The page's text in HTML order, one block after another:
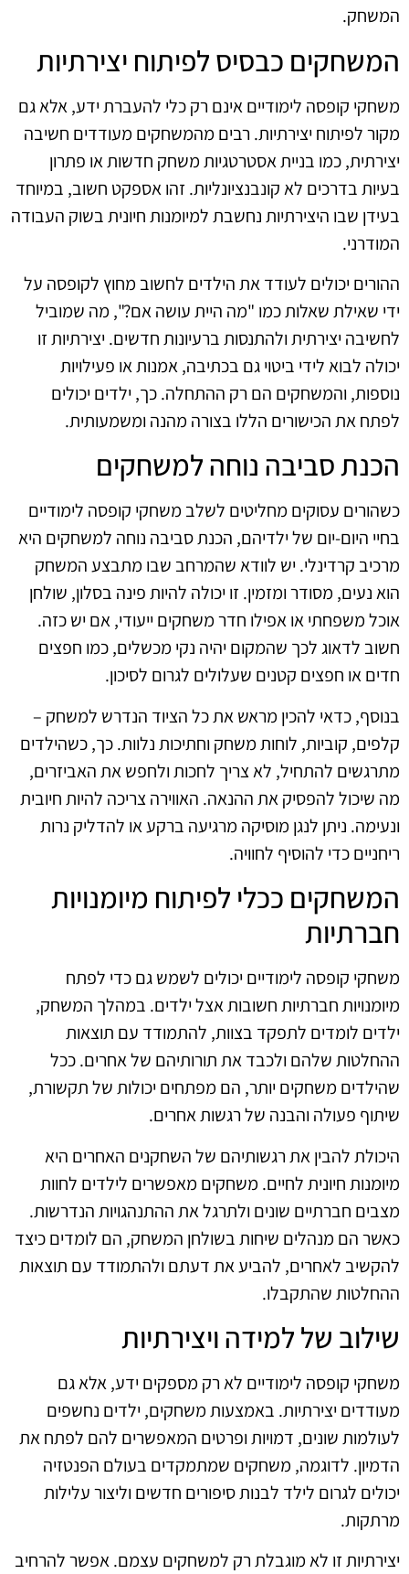
המשחק.
המשחקים כבסיס לפיתוח יצירתיות
משחקי קופסה לימודיים אינם רק כלי להעברת ידע, אלא גם
מקור לפיתוח יצירתיות. רבים מהמשחקים מעודדים חשיבה
יצירתית, כמו בניית אסטרטגיות משחק חדשות או פתרון
בעיות בדרכים לא קונבנציונליות. זהו אספקט חשוב, במיוחד
בעידן שבו היצירתיות נחשבת למיומנות חיונית בשוק העבודה
המודרני.
ההורים יכולים לעודד את הילדים לחשוב מחוץ לקופסה על
ידי שאילת שאלות כמו "מה היית עושה אם?", מה שמוביל
לחשיבה יצירתית ולהתנסות ברעיונות חדשים. יצירתיות זו
יכולה לבוא לידי ביטוי גם בכתיבה, אמנות או פעילויות
נוספות, והמשחקים הם רק ההתחלה. כך, ילדים יכולים
לפתח את הכישורים הללו בצורה מהנה ומשמעותית.
הכנת סביבה נוחה למשחקים
כשהורים עסוקים מחליטים לשלב משחקי קופסה לימודיים
בחיי היום-יום של ילדיהם, הכנת סביבה נוחה למשחקים היא
מרכיב קרדינלי. יש לוודא שהמרחב שבו מתבצע המשחק
הוא נעים, מסודר ומזמין. זו יכולה להיות פינה בסלון, שולחן
אוכל משפחתי או אפילו חדר משחקים ייעודי, אם יש כזה.
חשוב לדאוג לכך שהמקום יהיה נקי מכשלים, כמו חפצים
חדים או חפצים קטנים שעלולים לגרום לסיכון.
בנוסף, כדאי להכין מראש את כל הציוד הנדרש למשחק –
קלפים, קוביות, לוחות משחק וחתיכות נלוות. כך, כשהילדים
מתרגשים להתחיל, לא צריך לחכות ולחפש את האביזרים,
מה שיכול להפסיק את ההנאה. האווירה צריכה להיות חיובית
ונעימה. ניתן לנגן מוסיקה מרגיעה ברקע או להדליק נרות
ריחניים כדי להוסיף לחוויה.
המשחקים ככלי לפיתוח מיומנויות
חברתיות
משחקי קופסה לימודיים יכולים לשמש גם כדי לפתח
מיומנויות חברתיות חשובות אצל ילדים. במהלך המשחק,
ילדים לומדים לתפקד בצוות, להתמודד עם תוצאות
ההחלטות שלהם ולכבד את תורותיהם של אחרים. ככל
שהילדים משחקים יותר, הם מפתחים יכולות של תקשורת,
שיתוף פעולה והבנה של רגשות אחרים.
היכולת להבין את רגשותיהם של השחקנים האחרים היא
מיומנות חיונית לחיים. משחקים מאפשרים לילדים לחוות
מצבים חברתיים שונים ולתרגל את ההתנהגויות הנדרשות.
כאשר הם מנהלים שיחות בשולחן המשחק, הם לומדים כיצד
להקשיב לאחרים, להביע את דעתם ולהתמודד עם תוצאות
ההחלטות שהתקבלו.
שילוב של למידה ויצירתיות
משחקי קופסה לימודיים לא רק מספקים ידע, אלא גם
מעודדים יצירתיות. באמצעות משחקים, ילדים נחשפים
לעולמות שונים, דמויות ופרטים המאפשרים להם לפתח את
הדמיון. לדוגמה, משחקים שמתמקדים בעולם הפנטזיה
יכולים לגרום לילד לבנות סיפורים חדשים וליצור עלילות
מרתקות.
יצירתיות זו לא מוגבלת רק למשחקים עצמם. אפשר להרחיב